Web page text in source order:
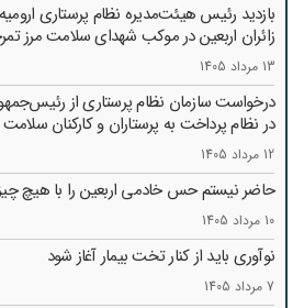
بازدید رئیس هیئت‌مدیره نظام پرستاری
زائران اربعین در موکب شهدای سلامت مرز
13 مرداد 1405
درخواست سازمان نظام پرستاری از
در نظام پرداخت به پرستاران و کارکنان سلامت
12 مرداد 1405
حاضر نیستم حس خادمی اربعین را با هیچ
10 مرداد 1405
نوآوری باید از کنار تخت بیمار آغاز شود
7 مرداد 1405